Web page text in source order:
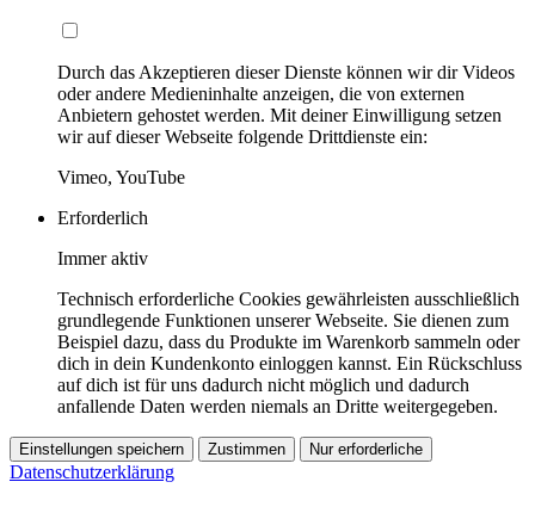
Durch das Akzeptieren dieser Dienste können wir dir Videos
oder andere Medieninhalte anzeigen, die von externen
Anbietern gehostet werden. Mit deiner Einwilligung setzen
wir auf dieser Webseite folgende Drittdienste ein:
Vimeo, YouTube
Erforderlich
Immer aktiv
Technisch erforderliche Cookies gewährleisten ausschließlich
grundlegende Funktionen unserer Webseite. Sie dienen zum
Beispiel dazu, dass du Produkte im Warenkorb sammeln oder
dich in dein Kundenkonto einloggen kannst. Ein Rückschluss
auf dich ist für uns dadurch nicht möglich und dadurch
anfallende Daten werden niemals an Dritte weitergegeben.
Einstellungen speichern Zustimmen Nur erforderliche
Datenschutzerklärung